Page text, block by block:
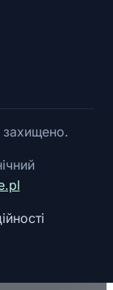
захищено.